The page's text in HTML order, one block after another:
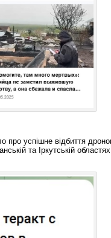
про успішне відбиття
та Іркутській областях